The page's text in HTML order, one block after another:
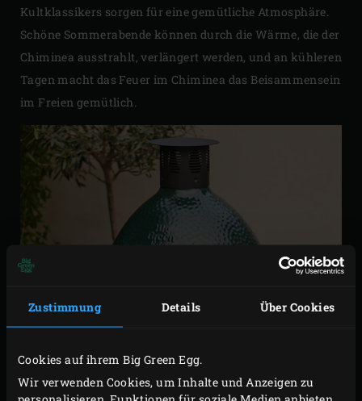
Zustimmung Details Über Cookies
Cookies auf ihrem Big Green Egg.
Wir verwenden Cookies, um Inhalte und Anzeigen zu
Kultklassikers sorgen für eine gemütliche Atmosphäre.
Schöne Sommerabende können durch die Wärme, die der
Chiminea ausstrahlt, verlängert werden, und an kühleren
Tagen macht das Feuer im Chiminea das Beisammensein
im Freien gemütlich.